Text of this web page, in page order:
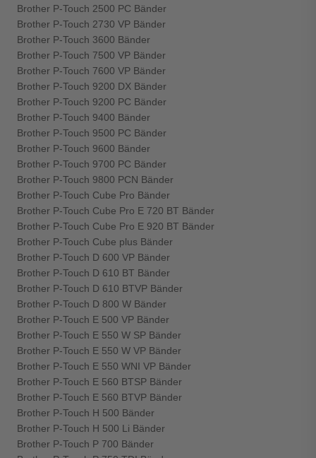
Brother P-Touch 2500 PC Bänder
Brother P-Touch 2730 VP Bänder
Brother P-Touch 3600 Bänder
Brother P-Touch 7500 VP Bänder
Brother P-Touch 7600 VP Bänder
Brother P-Touch 9200 DX Bänder
Brother P-Touch 9200 PC Bänder
Brother P-Touch 9400 Bänder
Brother P-Touch 9500 PC Bänder
Brother P-Touch 9600 Bänder
Brother P-Touch 9700 PC Bänder
Brother P-Touch 9800 PCN Bänder
Brother P-Touch Cube Pro Bänder
Brother P-Touch Cube Pro E 720 BT Bänder
Brother P-Touch Cube Pro E 920 BT Bänder
Brother P-Touch Cube plus Bänder
Brother P-Touch D 600 VP Bänder
Brother P-Touch D 610 BT Bänder
Brother P-Touch D 610 BTVP Bänder
Brother P-Touch D 800 W Bänder
Brother P-Touch E 500 VP Bänder
Brother P-Touch E 550 W SP Bänder
Brother P-Touch E 550 W VP Bänder
Brother P-Touch E 550 WNI VP Bänder
Brother P-Touch E 560 BTSP Bänder
Brother P-Touch E 560 BTVP Bänder
Brother P-Touch H 500 Bänder
Brother P-Touch H 500 Li Bänder
Brother P-Touch P 700 Bänder